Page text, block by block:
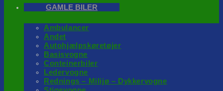
GAMLE BILER
Ambulancer
Andet
Autohjælpskøretøjer
Basisvogne
Conteinerbiler
Ledervogne
Rednings – Milijø – Dykkervogne